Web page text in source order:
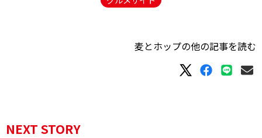
麦とホップの他の記事を読む
NEXT STORY